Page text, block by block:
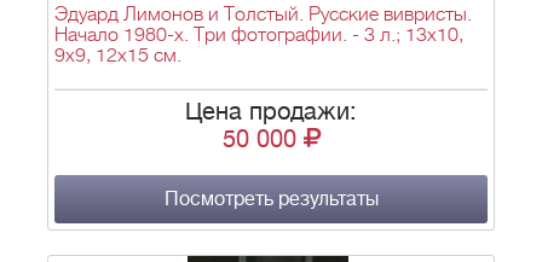
Эдуард Лимонов и Толстый. Русские вивристы.
Начало 1980-х. Три фотографии. - 3 л.; 13х10,
9х9, 12х15 см.
Цена продажи:
50 000
Посмотреть результаты